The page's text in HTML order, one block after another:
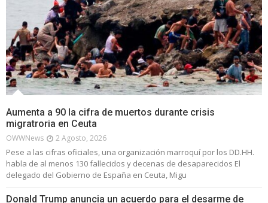
Aumenta a 90 la cifra de muertos durante crisis
migratroria en Ceuta
OWWNews 2 Agosto, 2026
Pese a las cifras oficiales, una organización marroquí por los DD.HH.
habla de al menos 130 fallecidos y decenas de desaparecidos El
delegado del Gobierno de España en Ceuta, Migu
Donald Trump anuncia un acuerdo para el desarme de